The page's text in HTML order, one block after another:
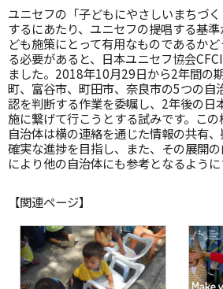
ユニセフの「子どもにやさしいまちづ
するにあたり、ユニセフの提唱する基
ども施策にとって有用なものであるか
る必要があると、日本ユニセフ協会
ました。2018年10月29日から2年間の
町、富谷市、町田市、奈良市の5つの自
認を判断する作業を委嘱し、2年後の日
施に繋げて行こうとする試みです。こ
自治体は横の連絡を通じた情報の共有
確実な進捗を目指し、また、その展開
により他の自治体にも参考となるように
【関連ページ】